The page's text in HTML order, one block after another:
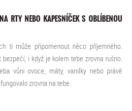
RTY NEBO KAPESNÍČEK S OBLÍBENOU
ti může připomenout něco příjemného.
i když je kolem tebe zrovna rušno.
vůni ovoce, máty, vanilky nebo právě
zrovna na tebe.